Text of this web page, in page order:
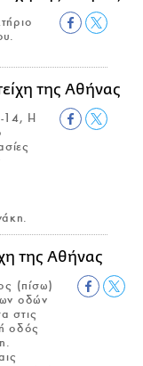
14, Η
(πίσω)
οδών
στις
οδός